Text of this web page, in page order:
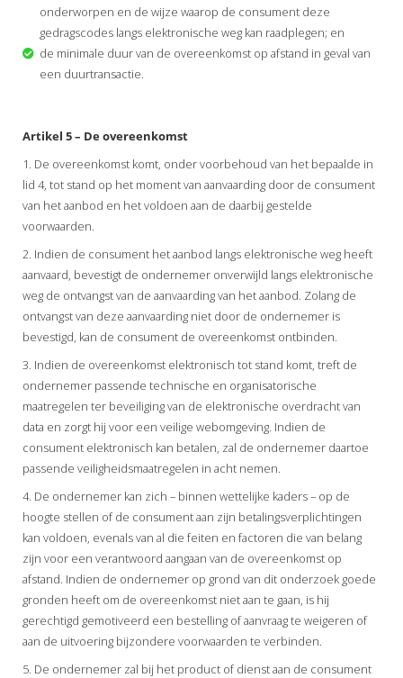
onderworpen en de wijze waarop de consument deze
gedragscodes langs elektronische weg kan raadplegen; en
de minimale duur van de overeenkomst op afstand in geval van
een duurtransactie.
Artikel 5 – De overeenkomst
1. De overeenkomst komt, onder voorbehoud van het bepaalde in
lid 4, tot stand op het moment van aanvaarding door de consument
van het aanbod en het voldoen aan de daarbij gestelde
voorwaarden.
2. Indien de consument het aanbod langs elektronische weg heeft
aanvaard, bevestigt de ondernemer onverwijld langs elektronische
weg de ontvangst van de aanvaarding van het aanbod. Zolang de
ontvangst van deze aanvaarding niet door de ondernemer is
bevestigd, kan de consument de overeenkomst ontbinden.
3. Indien de overeenkomst elektronisch tot stand komt, treft de
ondernemer passende technische en organisatorische
maatregelen ter beveiliging van de elektronische overdracht van
data en zorgt hij voor een veilige webomgeving. Indien de
consument elektronisch kan betalen, zal de ondernemer daartoe
passende veiligheidsmaatregelen in acht nemen.
4. De ondernemer kan zich – binnen wettelijke kaders – op de
hoogte stellen of de consument aan zijn betalingsverplichtingen
kan voldoen, evenals van al die feiten en factoren die van belang
zijn voor een verantwoord aangaan van de overeenkomst op
afstand. Indien de ondernemer op grond van dit onderzoek goede
gronden heeft om de overeenkomst niet aan te gaan, is hij
gerechtigd gemotiveerd een bestelling of aanvraag te weigeren of
aan de uitvoering bijzondere voorwaarden te verbinden.
5. De ondernemer zal bij het product of dienst aan de consument